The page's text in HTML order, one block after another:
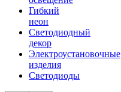
Гибкий
неон
Светодиодный
декор
Электроустановочные
изделия
Светодиоды